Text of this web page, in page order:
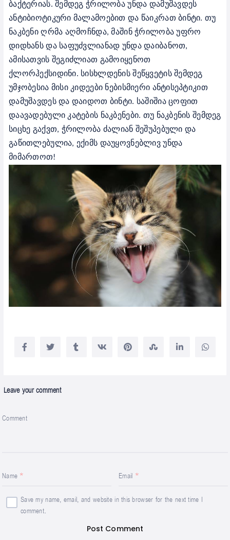
ბაქტერიას. შემდეგ ჭრილობა უნდა დამუშავდეს
ანტიბიოტიკური მალამოებით და წაიკრათ ბინტი. თუ
ნაკბენი ღრმა აღმოჩნდა, მაშინ ჭრილობა უფრო
დიდხანს და საფუძვლიანად უნდა დაიბანოთ,
ამისათვის შეგიძლიათ გამოიყენოთ
ქლორჰექსიდინი. სისხლდენის შეწყვეტის შემდეგ
უმჯობესია მისი კიდეები ნებისმიერი ანტისეპტიკით
დამუშავდეს და დაიდოთ ბინტი. საშიშია ცოფით
დაავადებული კატების ნაკბენები. თუ ნაკბენის შემდეგ
სიცხე გაქვთ, ჭრილობა ძალიან შეშუპებული და
გაწითლებულია, ექიმს დაუყოვნებლივ უნდა
მიმართოთ!
Leave your comment
Comment
Name Email
Save my name, email, and website in this browser for the next time I
comment.